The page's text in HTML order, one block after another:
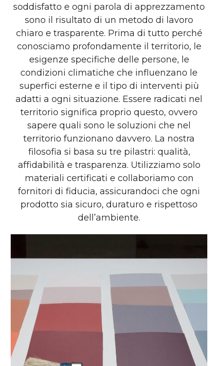
soddisfatto e ogni parola di apprezzamento
sono il risultato di un metodo di lavoro
chiaro e trasparente. Prima di tutto perché
conosciamo profondamente il territorio, le
esigenze specifiche delle persone, le
condizioni climatiche che influenzano le
superfici esterne e il tipo di interventi più
adatti a ogni situazione. Essere radicati nel
territorio significa proprio questo, ovvero
sapere quali sono le soluzioni che nel
territorio funzionano davvero. La nostra
filosofia si basa su tre pilastri: qualità,
affidabilità e trasparenza. Utilizziamo solo
materiali certificati e collaboriamo con
fornitori di fiducia, assicurandoci che ogni
prodotto sia sicuro, duraturo e rispettoso
dell’ambiente.